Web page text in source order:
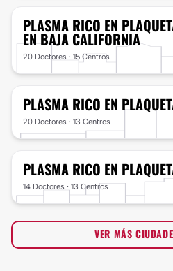
PLASMA RICO EN
EN BAJA CALIFORNIA
20 Doctores · 15 Centros
PLASMA RICO EN
20 Doctores · 13 Centros
PLASMA RICO EN
14 Doctores · 13 Centros
VER MÁS